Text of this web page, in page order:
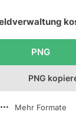
PNG
PNG
Mehr Formate